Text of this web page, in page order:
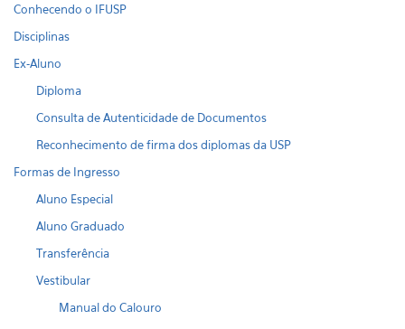
Conhecendo o IFUSP
Disciplinas
Ex-Aluno
Diploma
Consulta de Autenticidade de Documentos
Reconhecimento de firma dos diplomas da USP
Formas de Ingresso
Aluno Especial
Aluno Graduado
Transferência
Vestibular
Manual do Calouro